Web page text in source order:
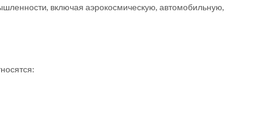
включая аэрокосмическую, автомобильную,